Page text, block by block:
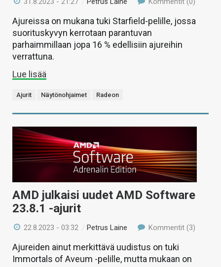
Ajureissa on mukana tuki Starfield-pelille, jossa
suorituskyvyn kerrotaan parantuvan
parhaimmillaan jopa 16 % edellisiin ajureihin
verrattuna.
Lue lisää
Ajurit Näytönohjaimet Radeon
AMD julkaisi uudet AMD Software
23.8.1 -ajurit
22.8.2023 - 03:32 /Petrus Laine Kommentit (3)
Ajureiden ainut merkittävä uudistus on tuki
Immortals of Aveum -pelille, mutta mukaan on